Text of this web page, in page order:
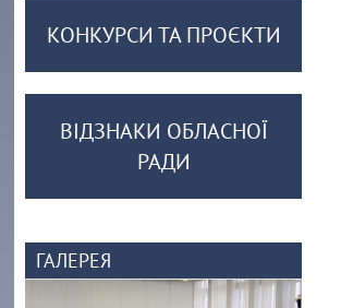
КОНКУРСИ ТА ПРОЄКТИ
ВІДЗНАКИ ОБЛАСНОЇ
РАДИ
ГАЛЕРЕЯ